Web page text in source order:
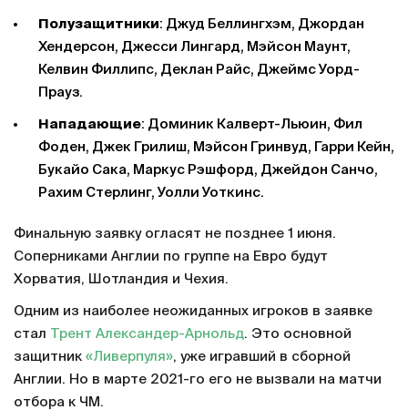
Полузащитники: Джуд Беллингхэм, Джордан
Хендерсон, Джесси Лингард, Мэйсон Маунт,
Келвин Филлипс, Деклан Райс, Джеймс Уорд-
Прауз.
Нападающие: Доминик Калверт-Льюин, Фил
Фоден, Джек Грилиш, Мэйсон Гринвуд, Гарри Кейн,
Букайо Сака, Маркус Рэшфорд, Джейдон Санчо,
Рахим Стерлинг, Уолли Уоткинс.
Финальную заявку огласят не позднее 1 июня.
Соперниками Англии по группе на Евро будут
Хорватия, Шотландия и Чехия.
Одним из наиболее неожиданных игроков в заявке
стал Трент Александер-Арнольд. Это основной
защитник «Ливерпуля», уже игравший в сборной
Англии. Но в марте 2021-го его не вызвали на матчи
отбора к ЧМ.